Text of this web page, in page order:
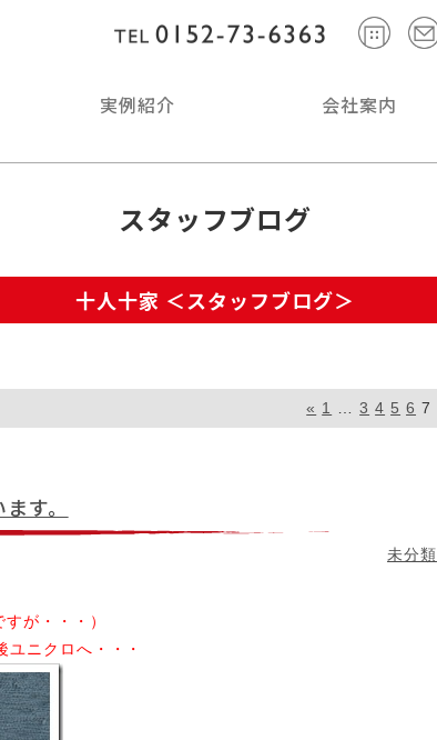
実例紹介 会社案内
スタッフブログ
十人十家 ＜スタッフブログ＞
« 1 3 4 5 6 7
す。
未分類
が・・・）
ニクロへ・・・